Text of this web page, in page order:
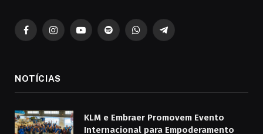
FacebookInstagramYouTubeSpotifyWhatsAppTelegrama
NOTÍCIAS
KLM e Embraer Promovem Evento
Internacional para Empoderamento